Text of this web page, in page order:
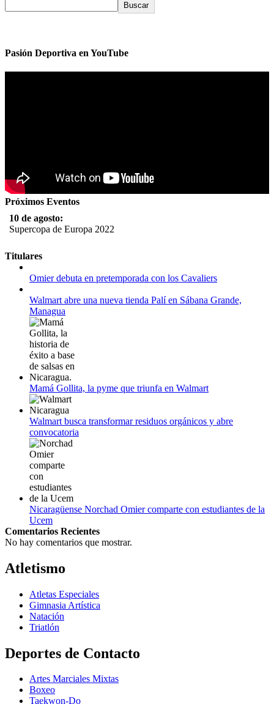
Buscar
Pasión Deportiva en YouTube
Próximos Eventos
10 de agosto:
Supercopa de Europa 2022
11 al 21 de agosto:
Campeonato Europeo de Natación 2022
12 de agosto:
Empieza La Liga 2022-2023
Titulares
Omier debuta en pretemporada con los Cavaliers
Walmart abre una nueva tienda Palí en Sábana Grande,
Managua
Mamá Gollita, la pyme que triunfa en Walmart
Walmart busca transformar residuos orgánicos y abre
convocatoria
Nicaragüense Norchad Omier comparte con estudiantes de la
Ucem
Comentarios Recientes
No hay comentarios que mostrar.
Atletismo
Atletas Especiales
Gimnasia Artística
Natación​
Triatlón​
Deportes de Contacto
Artes Marciales Mixtas
Boxeo
Taekwon-Do